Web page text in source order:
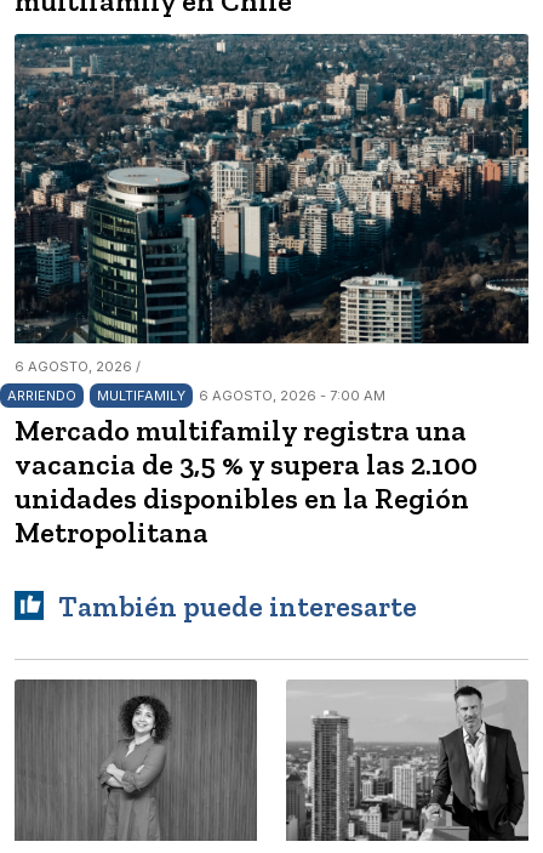
6 AGOSTO, 2026 /
ARRIENDO
MULTIFAMILY 6 AGOSTO, 2026 - 7:00 AM
Mercado multifamily registra una
vacancia de 3,5 % y supera las 2.100
unidades disponibles en la Región
Metropolitana
También puede interesarte